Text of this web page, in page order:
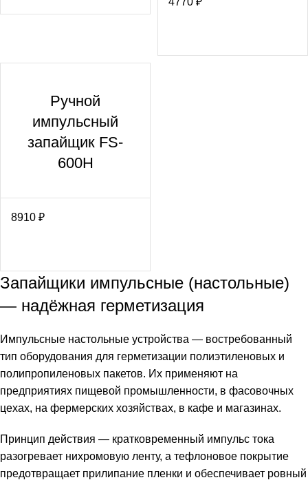
Ручной
импульсный
запайщик FS-
600Н
8910 ₽
Запайщики импульсные (настольные)
— надёжная герметизация
Импульсные настольные устройства — востребованный
тип оборудования для герметизации полиэтиленовых и
полипропиленовых пакетов. Их применяют на
предприятиях пищевой промышленности, в фасовочных
цехах, на фермерских хозяйствах, в кафе и магазинах.
Принцип действия — кратковременный импульс тока
разогревает нихромовую ленту, а тефлоновое покрытие
предотвращает прилипание пленки и обеспечивает ровный